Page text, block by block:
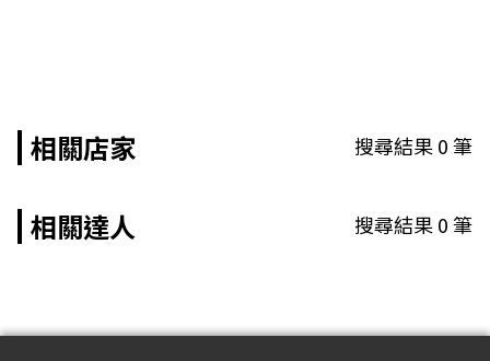
相關店家 搜尋結果0筆
相關達人 搜尋結果0筆